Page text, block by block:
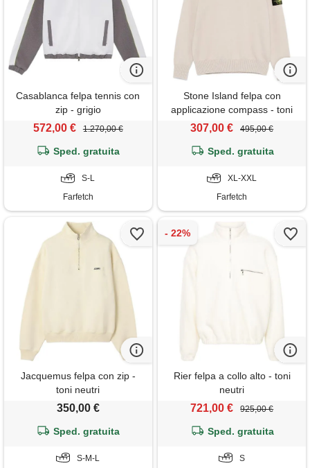
Casablanca felpa tennis con
zip - grigio
572,00 € 1.270,00 €
Sped. gratuita
S-L
Farfetch
Stone Island felpa con
applicazione compass - toni
neutri
307,00 € 495,00 €
Sped. gratuita
XL-XXL
Farfetch
Jacquemus felpa con zip -
toni neutri
350,00 €
Sped. gratuita
S-M-L
Rier felpa a collo alto - toni
neutri
721,00 € 925,00 €
Sped. gratuita
S